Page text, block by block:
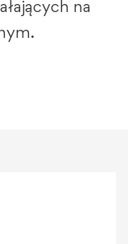
na